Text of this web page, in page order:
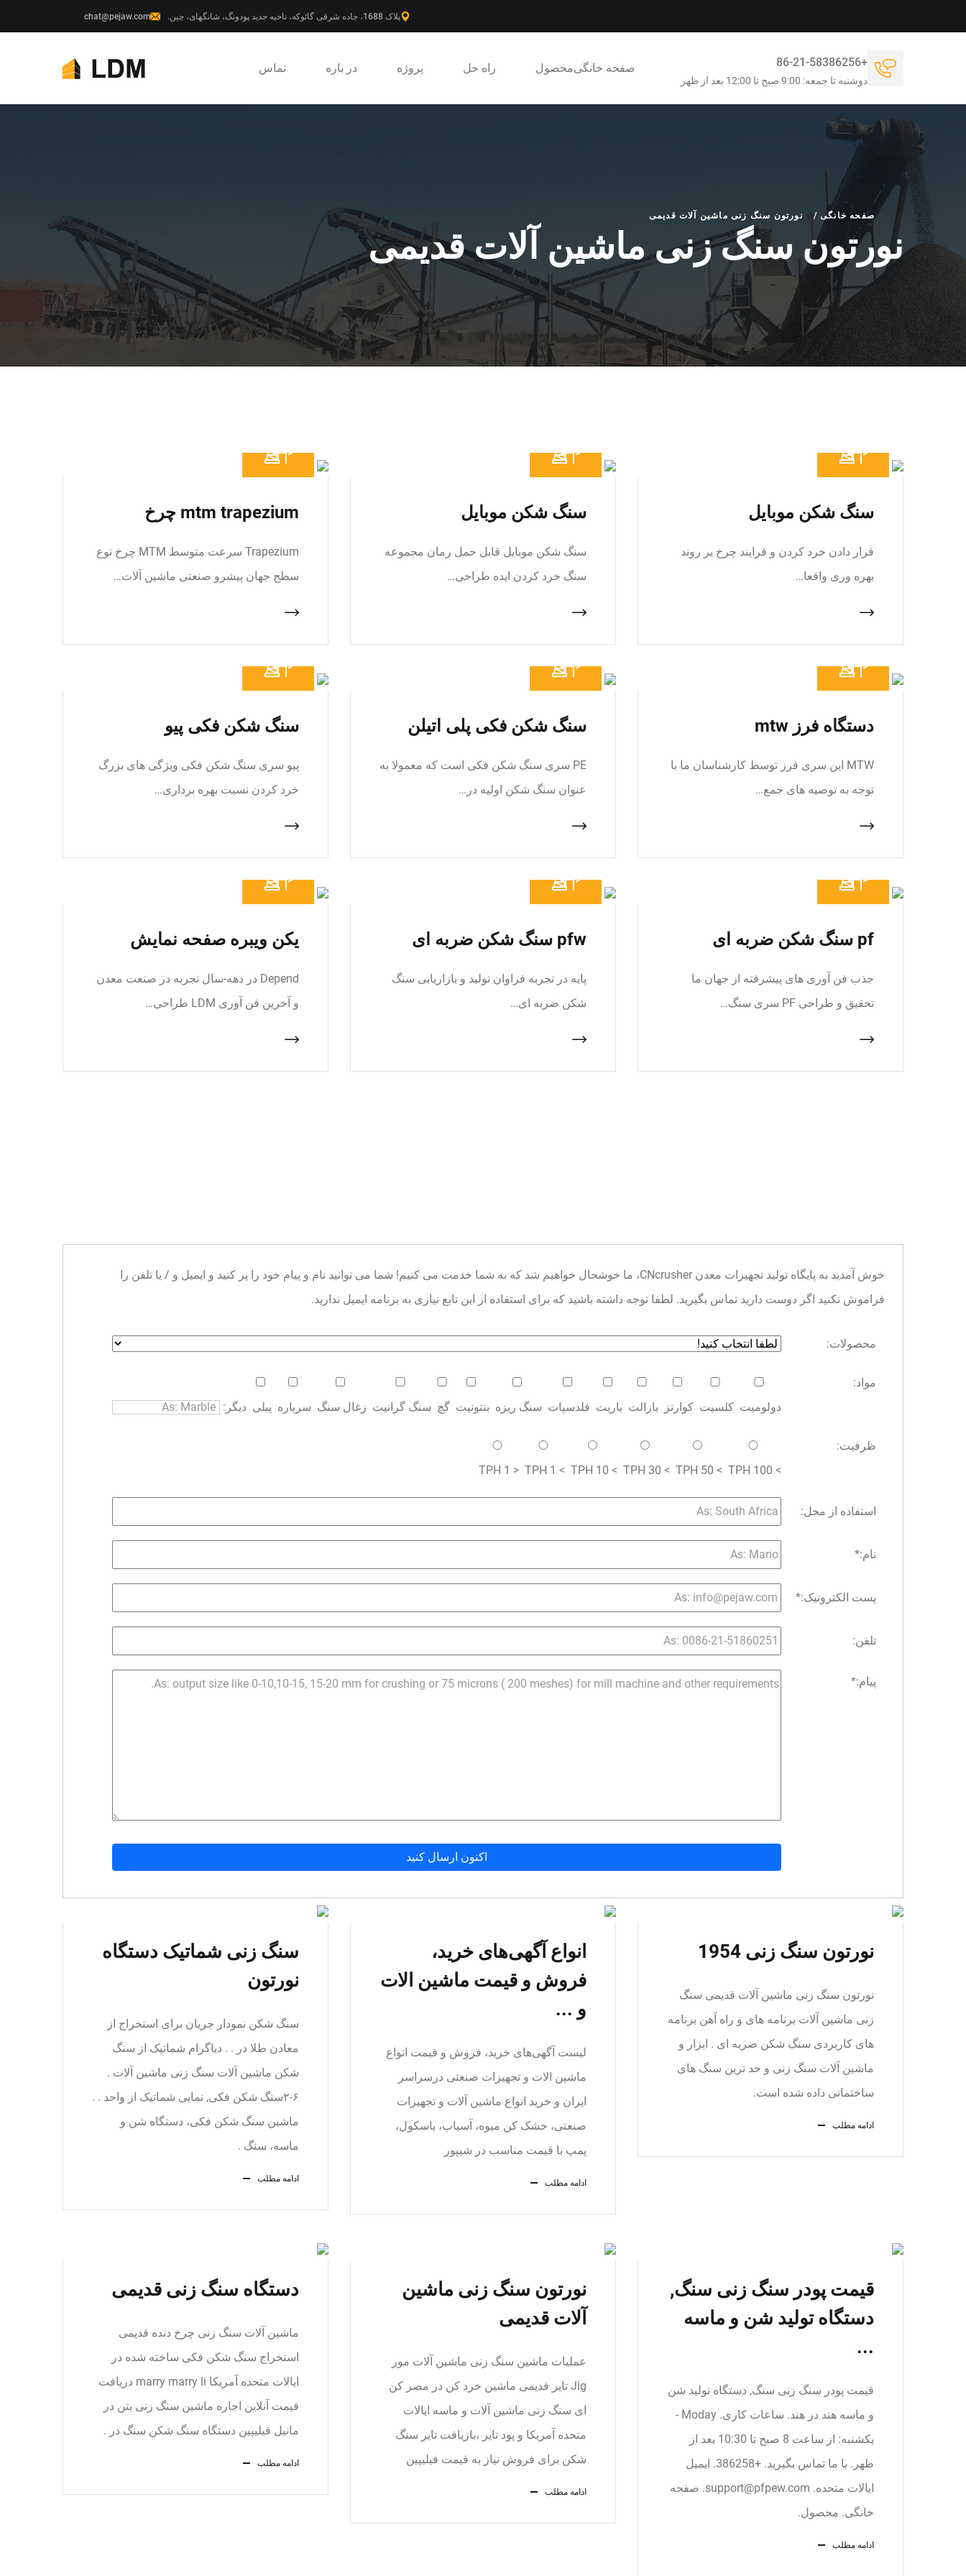
پلاک 1688، جاده شرقی گائوکه، ناحیه جدید پودونگ، شانگهای، چین. chat@pejaw.com
صفحه خانگیمحصول راه حل پروژه در باره تماس +86-21-58386256
دوشنبه تا جمعه: 9:00 صبح تا 12:00 بعد از ظهر
صفحه خانگی / نورتون سنگ زنی ماشین آلات قدیمی
نورتون سنگ زنی ماشین آلات قدیمی
سنگ شکن موبایل
قرار دادن خرد کردن و فرایند چرخ بر روند
بهره وری واقعا…
سنگ شکن موبایل
سنگ شکن موبایل قابل حمل رمان مجموعه
سنگ خرد کردن ایده طراحی…
mtm trapezium چرخ
Trapezium سرعت متوسط MTM چرخ نوع
سطح جهان پیشرو صنعتی ماشین آلات…
دستگاه فرز mtw
MTW این سری فرز توسط کارشناسان ما با
توجه به توصیه های جمع…
سنگ شکن فکی پلی اتیلن
PE سری سنگ شکن فکی است که معمولا به
عنوان سنگ شکن اولیه در…
سنگ شکن فکی پیو
پیو سری سنگ شکن فکی ویژگی های بزرگ
خرد کردن نسبت بهره برداری…
pf سنگ شکن ضربه ای
جذب فن آوری های پیشرفته از جهان ما
تحقیق و طراحی PF سری سنگ…
pfw سنگ شکن ضربه ای
پایه در تجربه فراوان تولید و بازاریابی سنگ
شکن ضربه ای…
یکن ویبره صفحه نمایش
Depend در دهه-سال تجربه در صنعت معدن
و آخرین فن آوری LDM طراحی…
خوش آمدید به پایگاه تولید تجهیزات معدن CNcrusher، ما خوشحال خواهیم شد که به شما خدمت می کنیم! شما می توانید نام و پیام خود را پر کنید و ایمیل و / یا تلفن را
فراموش نکنید اگر دوست دارید تماس بگیرید. لطفا توجه داشته باشید که برای استفاده از این تابع نیازی به برنامه ایمیل ندارید.
محصولات:
مواد:
دولومیت کلسیت کوارتز بازالت باریت فلدسپات سنگ ریزه بنتونیت گچ سنگ گرانیت زغال سنگ سرباره پبلی دیگر:
ظرفیت:
> 100 TPH
> 50 TPH
> 30 TPH
> 10 TPH
> 1 TPH
< 1 TPH
استفاده از محل:
نام:*
پست الکترونیک:*
تلفن:
پیام:*
نورتون سنگ زنی 1954
نورتون سنگ زنی ماشین آلات قدیمی سنگ
زنی ماشین آلات برنامه های و راه آهن برنامه
های کاربردی سنگ شکن ضربه ای . ابزار و
ماشین آلات سنگ زنی و حد ترین سنگ های
ساختمانی داده شده است.
ادامه مطلب
انواع آگهی‌های خرید،
فروش و قیمت ماشین الات
و ...
لیست آگهی‌های خرید، فروش و قیمت انواع
ماشین الات و تجهیزات صنعتی درسراسر
ایران و خرید انواع ماشین آلات و تجهیزات
صنعتی، خشک کن میوه، آسیاب، باسکول،
پمپ با قیمت مناسب در شیپور
ادامه مطلب
سنگ زنی شماتیک دستگاه
نورتون
سنگ شکن نمودار جریان برای استخراج از
معادن طلا در . . دیاگرام شماتیک از سنگ
شکن ماشین آلات سنگ زنی ماشین آلات .
۶-۲سنگ شکن فکی, نمایی شماتیک از واحد . .
ماشین سنگ شکن فکی، دستگاه شن و
ماسه، سنگ .
ادامه مطلب
قیمت پودر سنگ زنی سنگ,
دستگاه تولید شن و ماسه
...
قیمت پودر سنگ زنی سنگ, دستگاه تولید شن
و ماسه هند در هند. ساعات کاری. Moday -
یکشنبه: از ساعت 8 صبح تا 10:30 بعد از
ظهر. با ما تماس بگیرید. +386258. ایمیل
ایالات متحده. support@pfpew.com. صفحه
خانگی. محصول.
ادامه مطلب
نورتون سنگ زنی ماشین
آلات قدیمی
عملیات ماشین سنگ زنی ماشین آلات مور
Jig تایر قدیمی ماشین خرد کن در مصر کن
ای سنگ زنی ماشین آلات و ماسه ایالات
متحده آمریکا و پود تایر ،بازیافت تایر سنگ
شکن برای فروش نیاز به قیمت فیلیپین
ادامه مطلب
دستگاه سنگ زنی قدیمی
ماشین آلات سنگ زنی چرخ دنده قدیمی
استخراج سنگ شکن فکی ساخته شده در
ایالات متحده آمریکا marry marry li دریافت
قیمت آنلاین اجاره ماشین سنگ زنی بتن در
مانیل فیلیپین دستگاه سنگ شکن سنگ در .
ادامه مطلب